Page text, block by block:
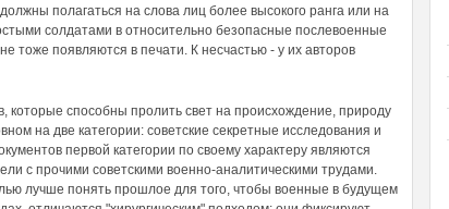
полагаться на слова лиц более высокого ранга или на
солдатами в относительно безопасные послевоенные
тоже появляются в печати. К несчастью - у их авторов
которые способны пролить свет на происхождение, природу
на две категории: советские секретные исследования и
первой категории по своему характеру являются
с прочими советскими военно-аналитическими трудами.
лучше понять прошлое для того, чтобы военные в будущем